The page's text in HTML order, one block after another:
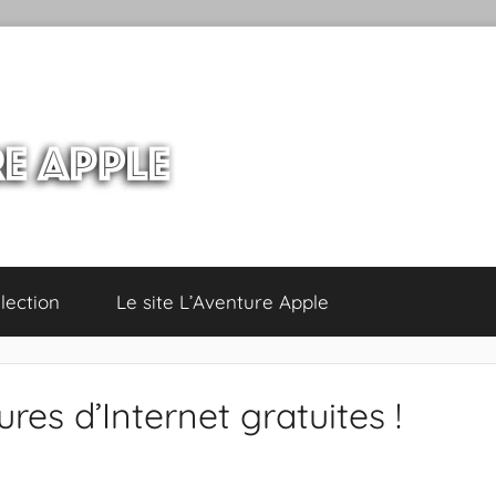
Le site L’Aventure Apple
d’Internet gratuites !